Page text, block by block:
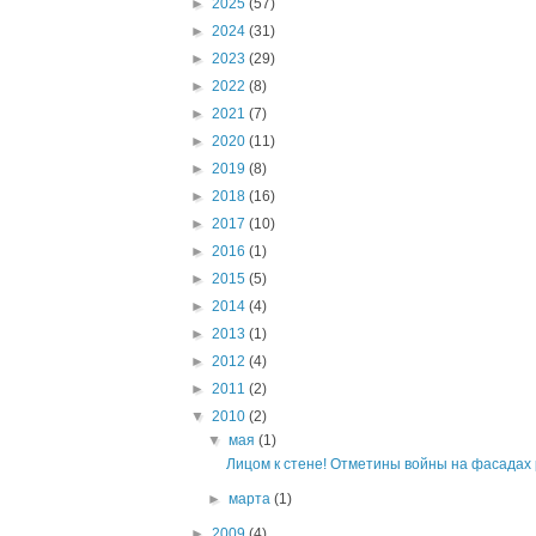
► 2025 (57)
► 2024 (31)
► 2023 (29)
► 2022 (8)
► 2021 (7)
► 2020 (11)
► 2019 (8)
► 2018 (16)
► 2017 (10)
► 2016 (1)
► 2015 (5)
► 2014 (4)
► 2013 (1)
► 2012 (4)
► 2011 (2)
▼ 2010 (2)
▼мая(1)
Лицом к стене! Отметины войны на фасадах
►марта(1)